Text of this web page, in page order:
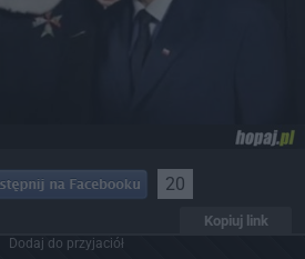
20
Kopiuj link
Dodaj do przyjaciół